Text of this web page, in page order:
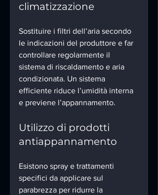
climatizzazione
Sostituire i filtri dell’aria secondo
le indicazioni del produttore e far
controllare regolarmente il
sistema di riscaldamento e aria
condizionata. Un sistema
efficiente riduce l’umidità interna
e previene l’appannamento.
Utilizzo di prodotti
antiappannamento
Esistono spray e trattamenti
specifici da applicare sul
parabrezza per ridurre la